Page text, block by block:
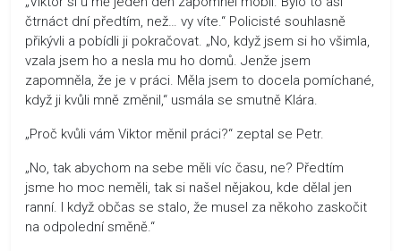
čtrnáct dní předtím, než… vy víte.“ Policisté souhlasně
přikývli a pobídli ji pokračovat. „No, když jsem si ho všimla,
vzala jsem ho a nesla mu ho domů. Jenže jsem
zapomněla, že je v práci. Měla jsem to docela pomíchané,
když ji kvůli mně změnil,“ usmála se smutně Klára.
„Proč kvůli vám Viktor měnil práci?“ zeptal se Petr.
„No, tak abychom na sebe měli víc času, ne? Předtím
jsme ho moc neměli, tak si našel nějakou, kde dělal jen
ranní. I když občas se stalo, že musel za někoho zaskočit
na odpolední směně.“